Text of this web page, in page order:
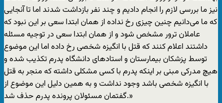
نیز ما بررسی لازم را انجام دادیم و چند نفر بازداشت شدند اما تا آنجایی
که ما می‌دانیم چنین چیزی رخ نداده از همان ابتدا سعی بر این نبود که
عاملان ترور مشخص شود و از همان ابتدا سعی در توجیه مسئله
داشتند اعلام کنند که قتل با انگیزه شخصی رخ داده اما این موضوع
توسط پزشکان بیمارستان و استادهای دانشگاه پدرم تکذیب شده و
هیچ مدرکی مبنی بر اینکه پدرم با کسی مشکلی داشته که منجر به قتل
با انگیزه شخصی باشد وجود نداشت و به همین دلیل این موضوع از
گفتمان مسئولان پرونده پدرم حذف شد.»